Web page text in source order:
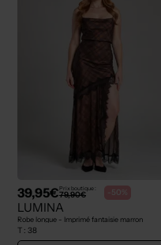
39,95€Prix boutique :
79,90€ -50%
LUMINA
Robe longue - Imprimé fantaisie marron
T : 38